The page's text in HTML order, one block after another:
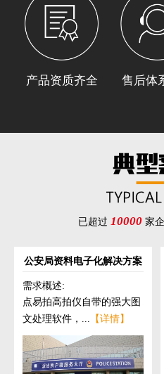
产品资质齐全 售后体
已超过 10000 家
公安局资料电子化解决方案
需求概述:
点易拍高拍仪自带的强大图
文处理软件，... 【详情】